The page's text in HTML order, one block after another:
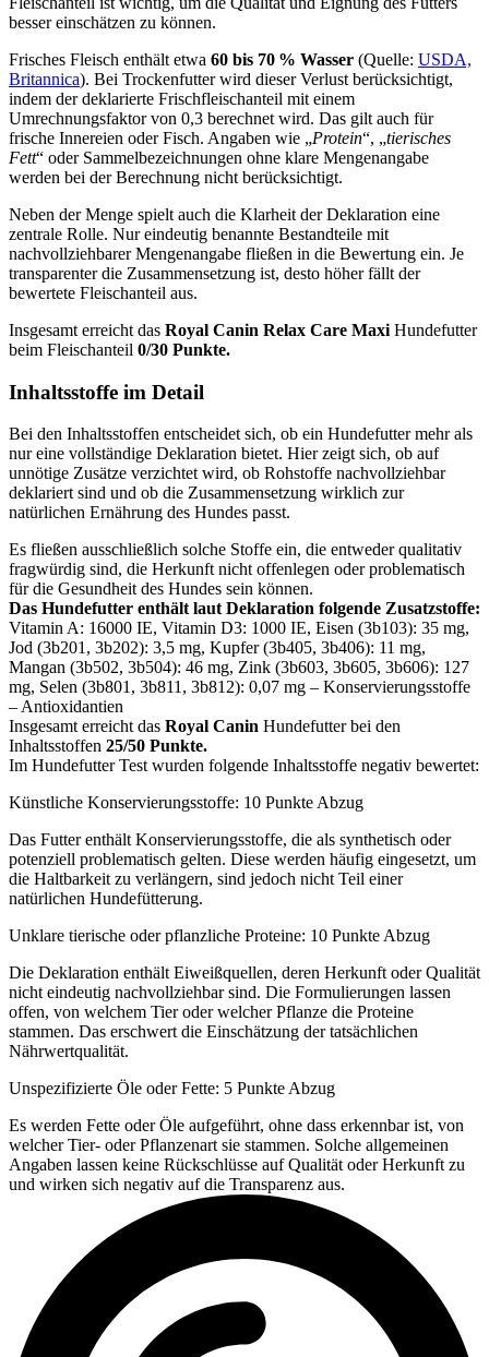
besser einschätzen zu können.
Frisches Fleisch enthält etwa 60 bis 70 % Wasser (Quelle: USDA,
Britannica). Bei Trockenfutter wird dieser Verlust berücksichtigt,
indem der deklarierte Frischfleischanteil mit einem
Umrechnungsfaktor von 0,3 berechnet wird. Das gilt auch für
frische Innereien oder Fisch. Angaben wie „Protein“, „tierisches
Fett“ oder Sammelbezeichnungen ohne klare Mengenangabe
werden bei der Berechnung nicht berücksichtigt.
Neben der Menge spielt auch die Klarheit der Deklaration eine
zentrale Rolle. Nur eindeutig benannte Bestandteile mit
nachvollziehbarer Mengenangabe fließen in die Bewertung ein. Je
transparenter die Zusammensetzung ist, desto höher fällt der
bewertete Fleischanteil aus.
Insgesamt erreicht das Royal Canin Relax Care Maxi Hundefutter
beim Fleischanteil 0/30 Punkte.
Inhaltsstoffe im Detail
Bei den Inhaltsstoffen entscheidet sich, ob ein Hundefutter mehr als
nur eine vollständige Deklaration bietet. Hier zeigt sich, ob auf
unnötige Zusätze verzichtet wird, ob Rohstoffe nachvollziehbar
deklariert sind und ob die Zusammensetzung wirklich zur
natürlichen Ernährung des Hundes passt.
Es fließen ausschließlich solche Stoffe ein, die entweder qualitativ
fragwürdig sind, die Herkunft nicht offenlegen oder problematisch
für die Gesundheit des Hundes sein können.
Das Hundefutter enthält laut Deklaration folgende Zusatzstoffe:
Vitamin A: 16000 IE, Vitamin D3: 1000 IE, Eisen (3b103): 35 mg,
Jod (3b201, 3b202): 3,5 mg, Kupfer (3b405, 3b406): 11 mg,
Mangan (3b502, 3b504): 46 mg, Zink (3b603, 3b605, 3b606): 127
mg, Selen (3b801, 3b811, 3b812): 0,07 mg – Konservierungsstoffe
– Antioxidantien
Insgesamt erreicht das Royal Canin Hundefutter bei den
Inhaltsstoffen 25/50 Punkte.
Im Hundefutter Test wurden folgende Inhaltsstoffe negativ bewertet:
Künstliche Konservierungsstoffe: 10 Punkte Abzug
Das Futter enthält Konservierungsstoffe, die als synthetisch oder
potenziell problematisch gelten. Diese werden häufig eingesetzt, um
die Haltbarkeit zu verlängern, sind jedoch nicht Teil einer
natürlichen Hundefütterung.
Unklare tierische oder pflanzliche Proteine: 10 Punkte Abzug
Die Deklaration enthält Eiweißquellen, deren Herkunft oder Qualität
nicht eindeutig nachvollziehbar sind. Die Formulierungen lassen
offen, von welchem Tier oder welcher Pflanze die Proteine
stammen. Das erschwert die Einschätzung der tatsächlichen
Nährwertqualität.
Unspezifizierte Öle oder Fette: 5 Punkte Abzug
Es werden Fette oder Öle aufgeführt, ohne dass erkennbar ist, von
welcher Tier- oder Pflanzenart sie stammen. Solche allgemeinen
Angaben lassen keine Rückschlüsse auf Qualität oder Herkunft zu
und wirken sich negativ auf die Transparenz aus.